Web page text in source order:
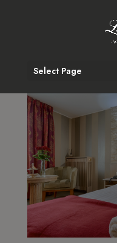
Select Page